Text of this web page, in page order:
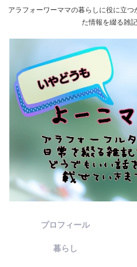
アラフォーワーママの暮らしに役に立
た情報を綴る雑
プロフィール
暮らし